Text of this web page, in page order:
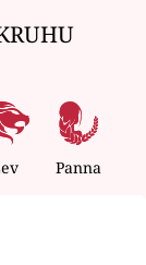
Panna